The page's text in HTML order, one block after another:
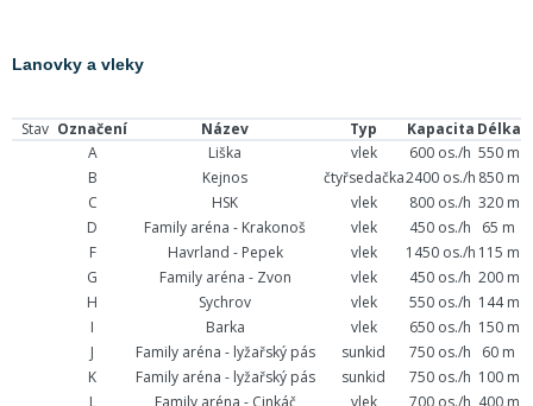
Lanovky a vleky
Stav Označení Název Typ Kapacita Délka
A
Liška vlek 600 os./h 550 m
B
Kejnos čtyřsedačka2400 os./h 850 m
C
HSK vlek 800 os./h 320 m
D
Family aréna - Krakonoš vlek 450 os./h
65 m
F
Havrland - Pepek vlek 1450 os./h 115 m
G
Family aréna - Zvon vlek 450 os./h 200 m
H
Sychrov vlek 550 os./h 144 m
I
Barka vlek 650 os./h 150 m
J
Family aréna - lyžařský pás sunkid 750 os./h
60 m
K
Family aréna - lyžařský pás sunkid 750 os./h 100 m
L
Family aréna - Cinkáč vlek 700 os./h 400 m